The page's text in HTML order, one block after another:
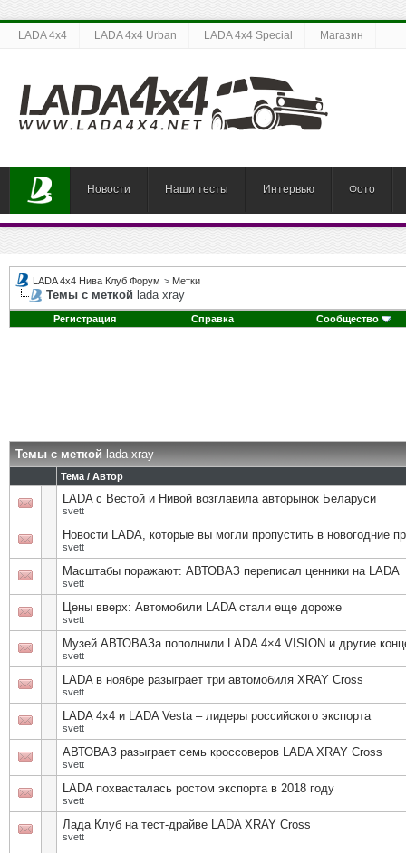
LADA 4x4 LADA 4x4 Urban LADA 4x4 Special Магазин
Новости Наши тесты Интервью Фото
LADA 4x4 Нива Клуб Форум > Метки
Темы с меткой lada xray
Регистрация Справка Сообщество
Темы с меткой lada xray
Тема / Автор
LADA с Вестой и Нивой возглавила авторынок Беларуси
svett
Новости LADA, которые вы могли пропустить в новогодние
svett
Масштабы поражают: АВТОВАЗ переписал ценники на LADA
svett
Цены вверх: Автомобили LADA стали еще дороже
svett
Музей АВТОВАЗа пополнили LADA 4×4 VISION и другие
svett
LADA в ноябре разыграет три автомобиля XRAY Cross
svett
LADA 4x4 и LADA Vesta – лидеры российского экспорта
svett
АВТОВАЗ разыграет семь кроссоверов LADA XRAY Cross
svett
LADA похвасталась ростом экспорта в 2018 году
svett
Лада Клуб на тест-драйве LADA XRAY Cross
svett